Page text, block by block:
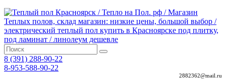
8 (391) 288-90-22
8-953-588-90-22
2882362@mail.ru